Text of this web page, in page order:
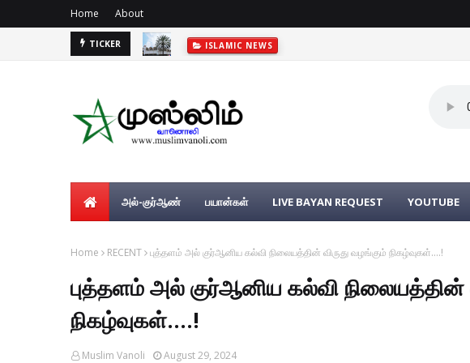
Home About
TICKER ISLAMIC NEWS
அல்-குர்ஆண் பயான்கள் LIVE BAYAN REQUEST YOUTUBE
Home RECENT புத்தளம் அல் குர்ஆனிய கல்வி நிலையத்தின் விருது வழங்கும் நிகழ்வுகள்....!
புத்தளம் அல் குர்ஆனிய கல்வி நிலையத்தின்
நிகழ்வுகள்....!
Muslim Vanoli August 29, 2024